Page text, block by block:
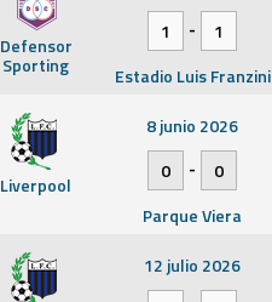
Defensor
Sporting
1
-
1
Estadio Luis Franzini
Liverpool
8 junio 2026
0
-
0
Parque Viera
12 julio 2026